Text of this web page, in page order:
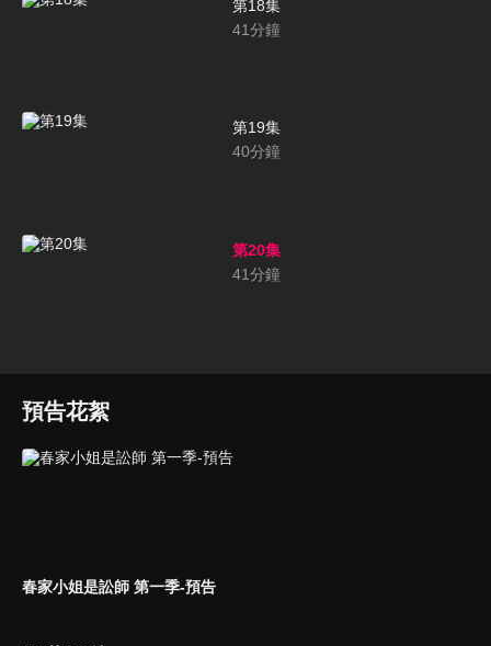
第18集
41分鐘
第19集
40分鐘
第20集
41分鐘
預告花絮
春家小姐是訟師 第一季-預告